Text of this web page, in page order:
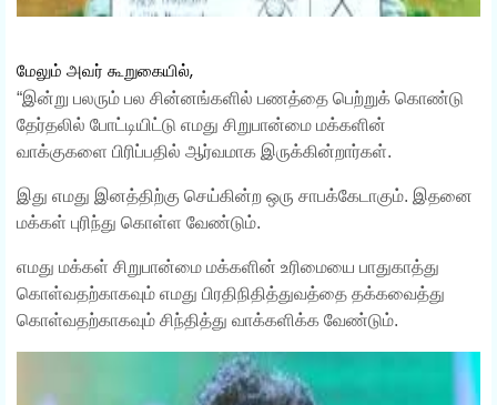
மேலும் அவர் கூறுகையில்,
“இன்று பலரும் பல சின்னங்களில் பணத்தை பெற்றுக் கொண்டு
தேர்தலில் போட்டியிட்டு எமது சிறுபான்மை மக்களின்
வாக்குகளை பிரிப்பதில் ஆர்வமாக இருக்கின்றார்கள்.
இது எமது இனத்திற்கு செய்கின்ற ஒரு சாபக்கேடாகும். இதனை
மக்கள் புரிந்து கொள்ள வேண்டும்.
எமது மக்கள் சிறுபான்மை மக்களின் உரிமையை பாதுகாத்து
கொள்வதற்காகவும் எமது பிரதிநிதித்துவத்தை தக்கவைத்து
கொள்வதற்காகவும் சிந்தித்து வாக்களிக்க வேண்டும்.